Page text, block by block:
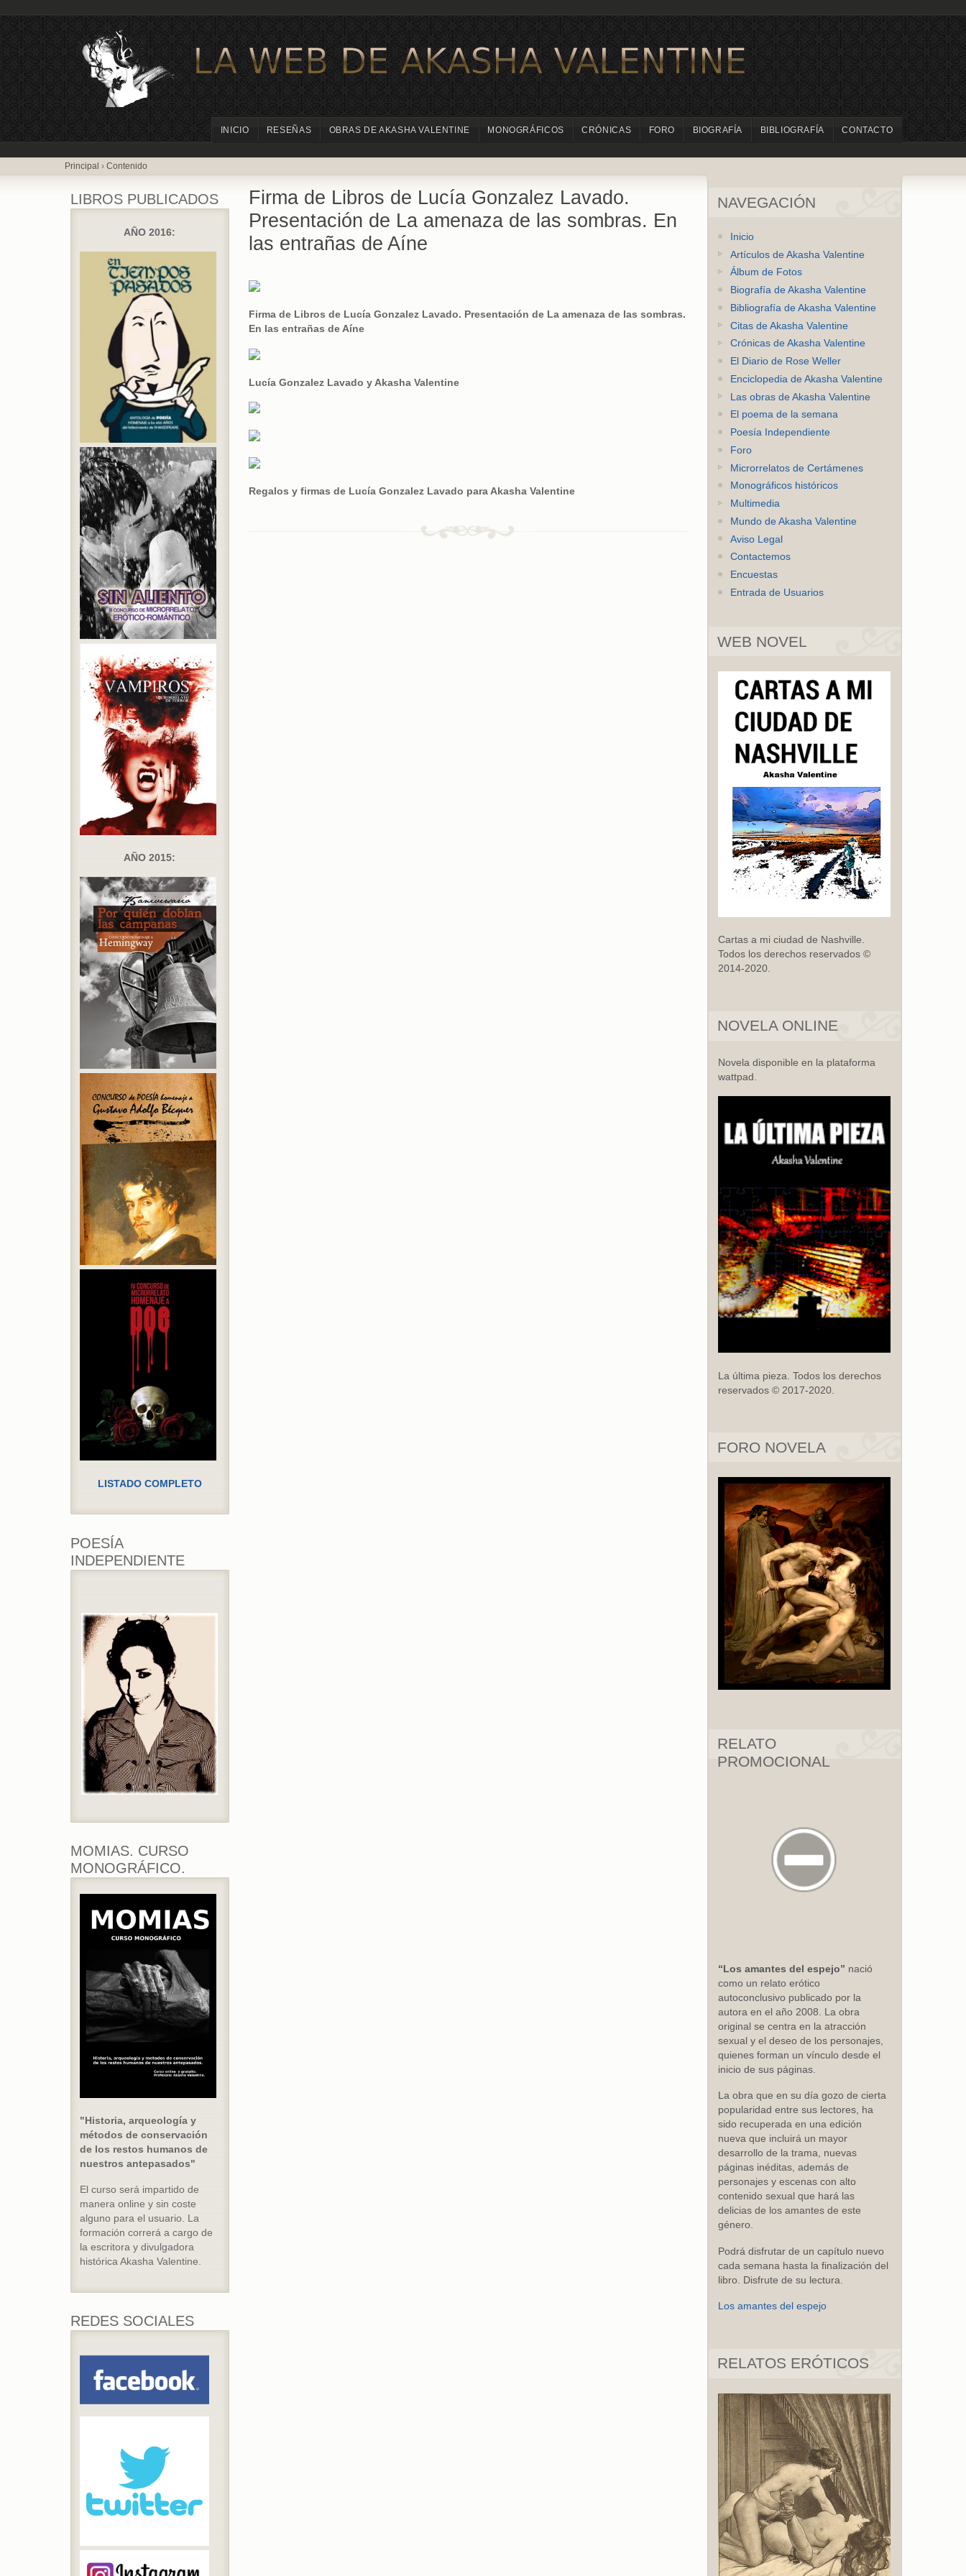
INICIO RESEÑAS OBRAS DE AKASHA VALENTINE MONOGRÁFICOS CRÓNICAS FORO BIOGRAFÍA BIBLIOGRAFÍA CONTACTO
Principal › Contenido
LIBROS PUBLICADOS
AÑO 2016:
AÑO 2015:
LISTADO COMPLETO
POESÍA
INDEPENDIENTE
MOMIAS. CURSO
MONOGRÁFICO.
"Historia, arqueología y
métodos de conservación
de los restos humanos de
nuestros antepasados"
El curso será impartido de
manera online y sin coste
alguno para el usuario. La
formación correrá a cargo de
la escritora y divulgadora
histórica Akasha Valentine.
REDES SOCIALES
Firma de Libros de Lucía Gonzalez Lavado.
Presentación de La amenaza de las sombras. En
las entrañas de Aíne
Firma de Libros de Lucía Gonzalez Lavado. Presentación de La amenaza de las sombras.
En las entrañas de Aíne
Lucía Gonzalez Lavado y Akasha Valentine
Regalos y firmas de Lucía Gonzalez Lavado para Akasha Valentine
NAVEGACIÓN
Inicio
Artículos de Akasha Valentine
Álbum de Fotos
Biografía de Akasha Valentine
Bibliografía de Akasha Valentine
Citas de Akasha Valentine
Crónicas de Akasha Valentine
El Diario de Rose Weller
Enciclopedia de Akasha Valentine
Las obras de Akasha Valentine
El poema de la semana
Poesía Independiente
Foro
Microrrelatos de Certámenes
Monográficos históricos
Multimedia
Mundo de Akasha Valentine
Aviso Legal
Contactemos
Encuestas
Entrada de Usuarios
WEB NOVEL
Cartas a mi ciudad de Nashville.
Todos los derechos reservados ©
2014-2020.
NOVELA ONLINE
Novela disponible en la plataforma
wattpad.
La última pieza. Todos los derechos
reservados © 2017-2020.
FORO NOVELA
RELATO
PROMOCIONAL
“Los amantes del espejo” nació
como un relato erótico
autoconclusivo publicado por la
autora en el año 2008. La obra
original se centra en la atracción
sexual y el deseo de los personajes,
quienes forman un vínculo desde el
inicio de sus páginas.
La obra que en su día gozo de cierta
popularidad entre sus lectores, ha
sido recuperada en una edición
nueva que incluirá un mayor
desarrollo de la trama, nuevas
páginas inéditas, además de
personajes y escenas con alto
contenido sexual que hará las
delicias de los amantes de este
género.
Podrá disfrutar de un capítulo nuevo
cada semana hasta la finalización del
libro. Disfrute de su lectura.
Los amantes del espejo
RELATOS ERÓTICOS